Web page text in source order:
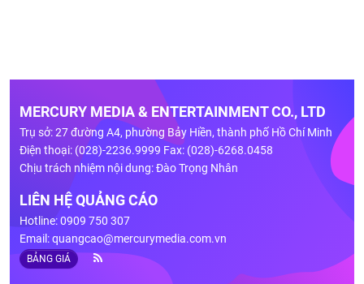
MERCURY MEDIA & ENTERTAINMENT CO., LTD
Trụ sở: 27 đường A4, phường Bảy Hiền, thành phố Hồ Chí Minh
Điện thoại: (028)-2236.9999 Fax: (028)-6268.0458
Chịu trách nhiệm nội dung: Đào Trọng Nhân
LIÊN HỆ QUẢNG CÁO
Hotline: 0909 750 307
Email:quangcao@mercurymedia.com.vn
BẢNG GIÁ